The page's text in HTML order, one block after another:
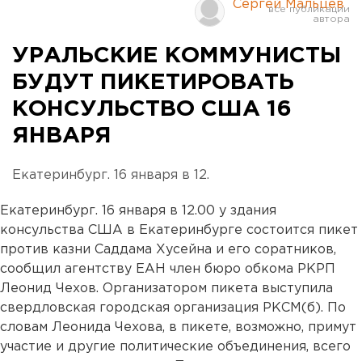
Сергей Мальцев
УРАЛЬСКИЕ КОММУНИСТЫ
БУДУТ ПИКЕТИРОВАТЬ
КОНСУЛЬСТВО США 16
ЯНВАРЯ
Екатеринбург. 16 января в 12.
Екатеринбург. 16 января в 12.00 у здания
консульства США в Екатеринбурге состоится пикет
против казни Саддама Хусейна и его соратников,
сообщил агентству ЕАН член бюро обкома РКРП
Леонид Чехов. Организатором пикета выступила
свердловская городская организация РКСМ(б). По
словам Леонида Чехова, в пикете, возможно, примут
участие и другие политические объединения, всего